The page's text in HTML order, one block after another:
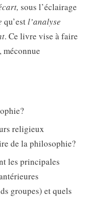
sous l’éclairage
qu’estl’analyse
. Ce livre vise à faire
méconnue
religieux
de la philosophie?
les principales
groupes) et quels